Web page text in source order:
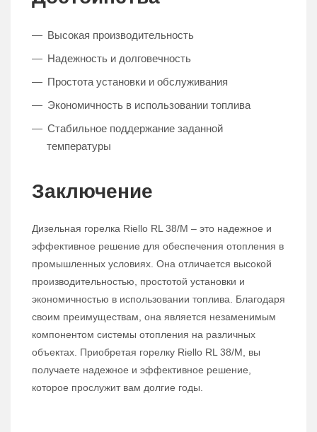
Высокая производительность
Надежность и долговечность
Простота установки и обслуживания
Экономичность в использовании топлива
Стабильное поддержание заданной
температуры
Заключение
Дизельная горелка Riello RL 38/M – это надежное и
эффективное решение для обеспечения отопления в
промышленных условиях. Она отличается высокой
производительностью, простотой установки и
экономичностью в использовании топлива. Благодаря
своим преимуществам, она является незаменимым
компонентом системы отопления на различных
объектах. Приобретая горелку Riello RL 38/M, вы
получаете надежное и эффективное решение,
которое прослужит вам долгие годы.